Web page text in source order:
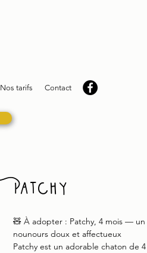
Nos tarifs Contact
Patchy
🧸 À adopter : Patchy, 4 mois — un
nounours doux et affectueux
Patchy est un adorable chaton de